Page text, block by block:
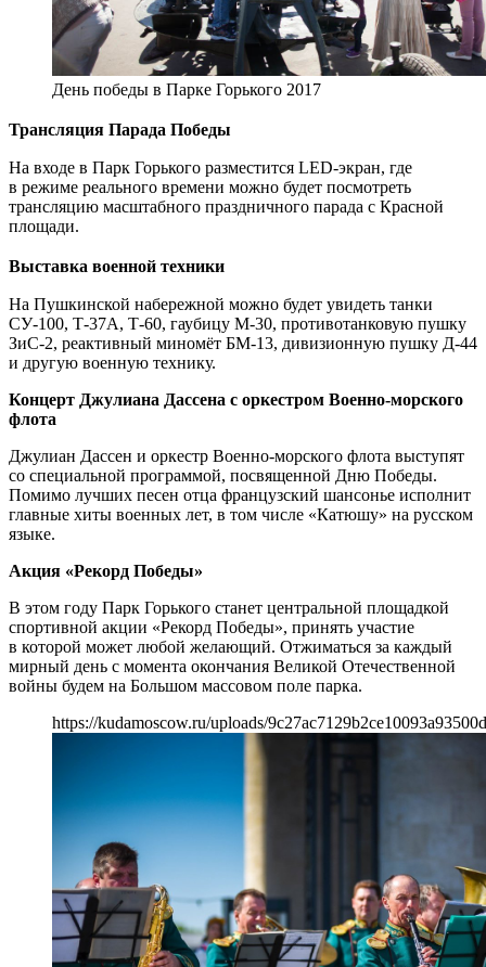
День победы в Парке Горького 2017
Трансляция Парада Победы
На входе в Парк Горького разместится LED-экран, где
в режиме реального времени можно будет посмотреть
трансляцию масштабного праздничного парада с Красной
площади.
Выставка военной техники
На Пушкинской набережной можно будет увидеть танки
СУ-100, Т-37А, Т-60, гаубицу М-30, противотанковую пушку
ЗиС-2, реактивный миномёт БМ-13, дивизионную пушку Д-44
и другую военную технику.
Концерт Джулиана Дассена с оркестром Военно-морского
флота
Джулиан Дассен и оркестр Военно-морского флота выступят
со специальной программой, посвященной Дню Победы.
Помимо лучших песен отца французский шансонье исполнит
главные хиты военных лет, в том числе «Катюшу» на русском
языке.
Акция «Рекорд Победы»
В этом году Парк Горького станет центральной площадкой
спортивной акции «Рекорд Победы», принять участие
в которой может любой желающий. Отжиматься за каждый
мирный день с момента окончания Великой Отечественной
войны будем на Большом массовом поле парка.
https://kudamoscow.ru/uploads/